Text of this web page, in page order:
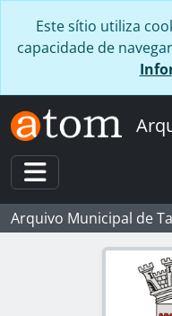
Este sítio utiliza
capacidade de
Toggle navigation
Arquivo Municipal de